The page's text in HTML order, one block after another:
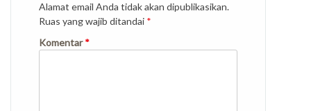
Alamat email Anda tidak akan dipublikasikan.
Ruas yang wajib ditandai *
Komentar*